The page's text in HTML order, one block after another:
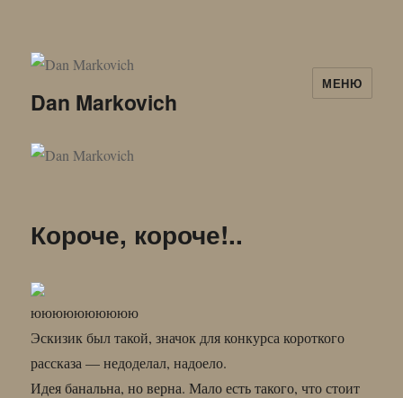
Dan Markovich
МЕНЮ
Короче, короче!..
юююююююююю
Эскизик был такой, значок для конкурса короткого
рассказа — недоделал, надоело.
Идея банальна, но верна. Мало есть такого, что стоит